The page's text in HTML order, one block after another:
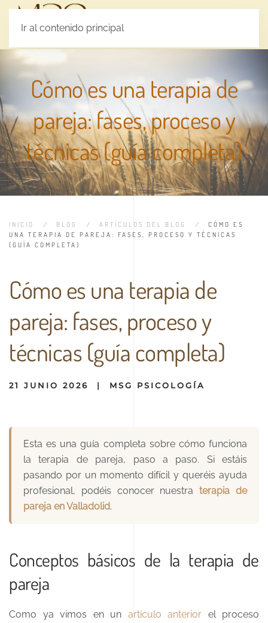
Ir al contenido principal
Cómo es una terapia de
pareja: fases, proceso y
técnicas (guía completa)
INICIO BLOG ARTÍCULOS DEL BLOG
CÓMO ES
UNA TERAPIA DE PAREJA: FASES, PROCESO Y TÉCNICAS
(GUÍA COMPLETA)
Cómo es una terapia de
pareja: fases, proceso y
técnicas (guía completa)
21 JUNIO 2026 | MSG PSICOLOGÍA
Esta es una guía completa sobre cómo funciona
la terapia de pareja, paso a paso. Si estáis
pasando por un momento difícil y queréis ayuda
profesional, podéis conocer nuestraterapia de
pareja en Valladolid.
Conceptos básicos de la terapia de
pareja
Como ya vimos en un artículo anterior el proceso